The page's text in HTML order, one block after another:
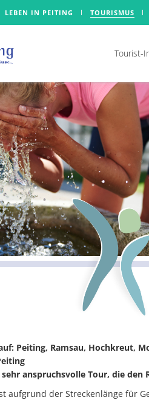
LEBEN IN PEITING TOURISMUS
Tourist-
Peiting, Ramsau, Hochkreut,
sehr anspruchsvolle Tour, die
aufgrund der Streckenlänge für